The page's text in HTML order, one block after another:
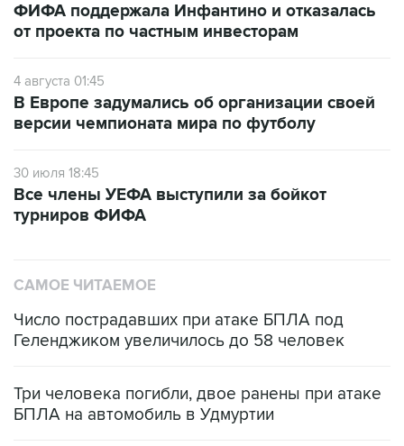
ФИФА поддержала Инфантино и отказалась
от проекта по частным инвесторам
4 августа 01:45
В Европе задумались об организации своей
версии чемпионата мира по футболу
30 июля 18:45
Все члены УЕФА выступили за бойкот
турниров ФИФА
САМОЕ ЧИТАЕМОЕ
Число пострадавших при атаке БПЛА под
Геленджиком увеличилось до 58 человек
Три человека погибли, двое ранены при атаке
БПЛА на автомобиль в Удмуртии